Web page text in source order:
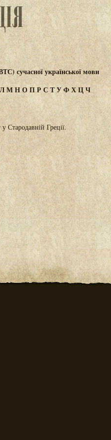
сучасної української мови
ЛМНОПР СТУФХЦЧ
Стародавній Греції.